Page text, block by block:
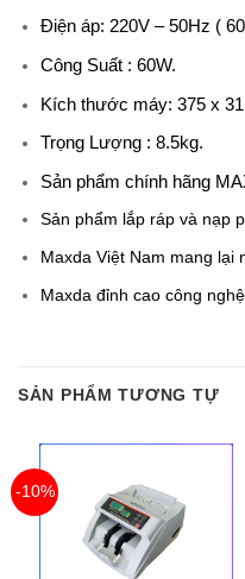
Điện áp: 220V – 50Hz (
Công Suất : 60W.
Kích thước máy: 375 x
Trọng Lượng : 8.5kg.
Sản phẩm chính hãng
Sản phẩm lắp ráp và nạp
Maxda Việt Nam mang lại
Maxda đỉnh cao công
SẢN PHẨM TƯƠNG TỰ
-10%